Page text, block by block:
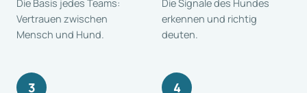
Die Basis jedes Teams:
Vertrauen zwischen
Mensch und Hund.
Die Signale des Hundes
erkennen und richtig
deuten.